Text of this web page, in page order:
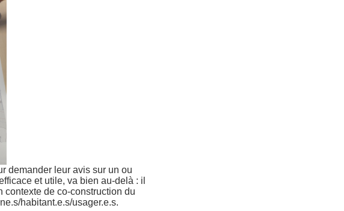
demander leur avis sur un ou
et utile, va bien au-delà : il
contexte de co-construction du
habitant.e.s/usager.e.s.